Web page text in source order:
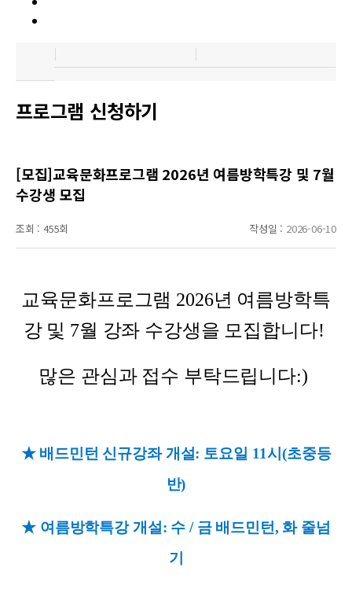
프로그램 신청하기
[모집]교육문화프로그램 2026년 여름방학특강 및 7월
수강생 모집
조회 : 455회 작성일 : 2026-06-10
교육문화프로그램 2026년 여름방학특
강 및 7월 강좌 수강생을 모집합니다!
많은 관심과 접수 부탁드립니다:)
★ 배드민턴 신규강좌 개설: 토요일 11시(초중등
반)
★ 여름방학특강 개설: 수 / 금 배드민턴, 화 줄넘
기